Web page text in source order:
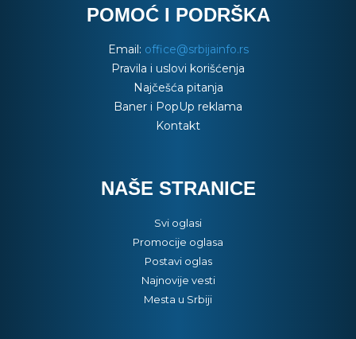
POMOĆ I PODRŠKA
Email: office@srbijainfo.rs
Pravila i uslovi korišćenja
Najčešća pitanja
Baner i PopUp reklama
Kontakt
NAŠE STRANICE
Svi oglasi
Promocije oglasa
Postavi oglas
Najnovije vesti
Mesta u Srbiji